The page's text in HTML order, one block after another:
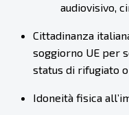
audiovisivo,
Cittadinanza
soggiorno UE per
status di rifugiato
Idoneità fisica